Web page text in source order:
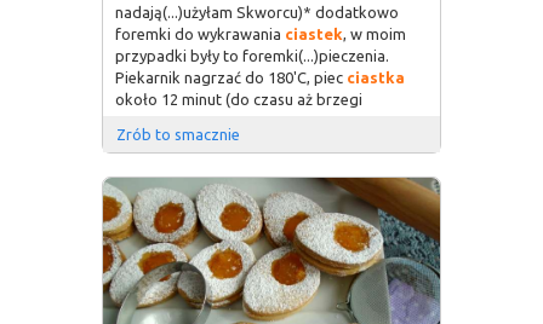
nadają(...)użyłam Skworcu)* dodatkowo
foremki do wykrawania ciastek , w moim
przypadki były to foremki(...)pieczenia.
Piekarnik nagrzać do 180'C, piec ciastka
około 12 minut (do czasu aż brzegi
Zrób to smacznie